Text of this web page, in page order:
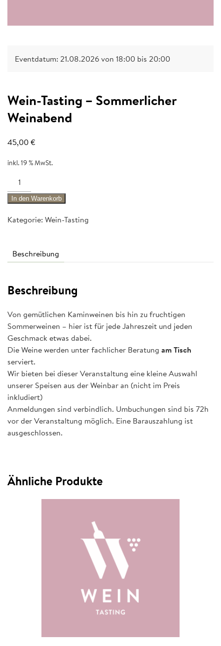
Eventdatum: 21.08.2026 von 18:00 bis 20:00
Wein-Tasting – Sommerlicher
Weinabend
45,00€
inkl. 19 % MwSt.
Wein-
Tasting
-
Weinabend
In den Warenkorb
Kategorie: Wein-Tasting
Beschreibung
Beschreibung
Von gemütlichen Kaminweinen bis hin zu fruchtigen
Sommerweinen – hier ist für jede Jahreszeit und jeden
Geschmack etwas dabei.
Die Weine werden unter fachlicher Beratung am Tisch
serviert.
Wir bieten bei dieser Veranstaltung eine kleine Auswahl
unserer Speisen aus der Weinbar an (nicht im Preis
inkludiert)
Anmeldungen sind verbindlich. Umbuchungen sind bis 72h
vor der Veranstaltung möglich. Eine Barauszahlung ist
ausgeschlossen.
Ähnliche Produkte